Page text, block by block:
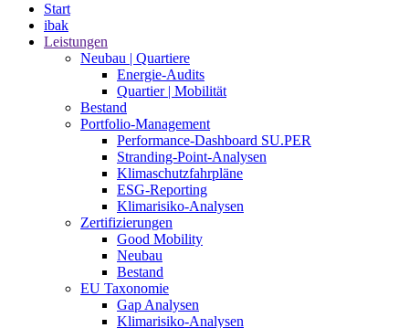
Start
ibak
Leistungen
Neubau | Quartiere
Energie-Audits
Quartier | Mobilität
Bestand
Portfolio-Management
Performance-Dashboard SU.PER
Stranding-Point-Analysen
Klimaschutzfahrpläne
ESG-Reporting
Klimarisiko-Analysen
Zertifizierungen
Good Mobility
Neubau
Bestand
EU Taxonomie
Gap Analysen
Klimarisiko-Analysen